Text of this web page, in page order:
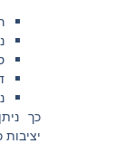
כך
יציבות